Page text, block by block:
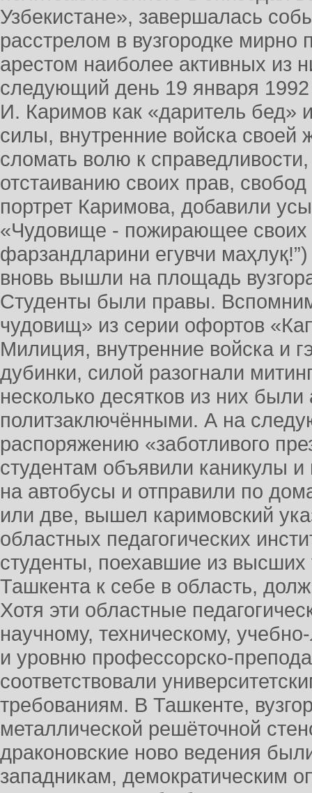
Узбекистане», завершалась
расстрелом в вузгородке мирно
арестом наиболее активных из
следующий день 19 января 1992
И. Каримов как «даритель бед»
силы, внутренние войска своей
сломать волю к
отстаиванию своих прав,
портрет Каримова, добавили
«Чудовище - пожирающее своих
фарзандларини егувчи
вновь вышли на площадь
Студенты были правы.
чудовищ» из серии офортов
Милиция, внутренние войска и
дубинки, силой разогнали
несколько десятков из них
политзаключёнными. А на
распоряжению «заботливого
студентам объявили каникулы
на автобусы и отправили по
или две, вышел каримовский
областных педагогических
студенты, поехавшие из
Ташкента к себе в область,
Хотя эти областные
научному, техническому,
и уровню профессорско-
соответствовали
требованиям. В Ташкенте,
металлической решёточной
драконовские ново ведения
западникам, демократическим